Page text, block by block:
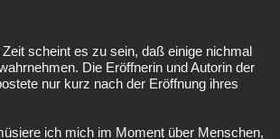
scheint es zu sein, daß einige nichmal
Die Eröffnerin und Autorin der
nur kurz nach der Eröffnung ihres
ich mich im Moment über Menschen,